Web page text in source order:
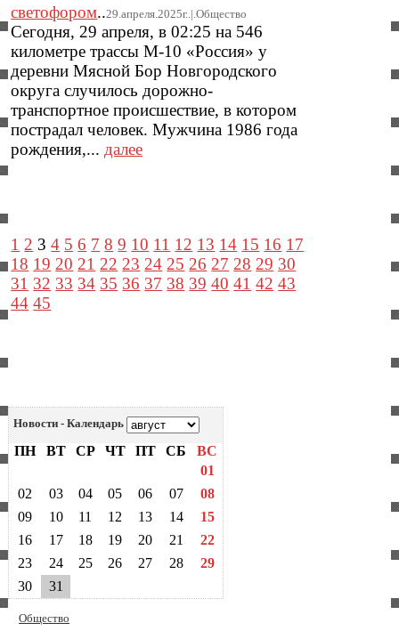
светофором..29.апреля.2025г..|.Общество
Сегодня, 29 апреля, в 02:25 на 546
километре трассы М-10 «Россия» у
деревни Мясной Бор Новгородского
округа случилось дорожно-
транспортное происшествие, в котором
пострадал человек. Мужчина 1986 года
рождения,...далее
1 2 3 4 5 6 7 8 9 10 11 12 13 14 15 16 17
18 19 20 21 22 23 24 25 26 27 28 29 30
31 32 33 34 35 36 37 38 39 40 41 42 43
44 45
Новости - Календарь
ПН ВТ СР ЧТ ПТ СБ
ВС
01
02
03 04 05 06 07
08
09
10 11 12 13 14
15
16
17 18 19 20 21
22
23
24 25 26 27 28
29
30
31
Общество